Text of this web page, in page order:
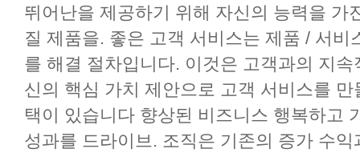
뛰어난을 제공하기 위해 자신의 능력을 가
질 제품을. 좋은 고객 서비스는 제품 / 서
를 해결 절차입니다. 이것은 고객과의 지
신의 핵심 가치 제안으로 고객 서비스를
택이 있습니다 향상된 비즈니스 행복하고
성과를 드라이브. 조직은 기존의 증가 수익